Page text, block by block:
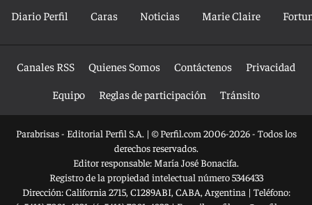
Diario Perfil Caras Noticias Marie Claire
Canales RSS Quienes Somos Contáctenos
Privacidad
Equipo
Reglas de participación Tránsito
Parabrisas - Editorial Perfil S.A. | © Perfil.com 2006-2026 - Todos los
derechos reservados.
Editor responsable: María José Bonacifa.
Registro de la propiedad intelectual número 5346433
Dirección:California 2715, C1289ABI, CABA, Argentina | Teléfono: